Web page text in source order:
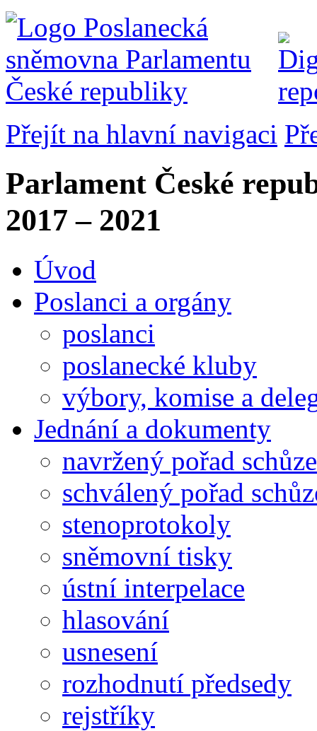
Přejít na hlavní navigaci
Parlament České
2017 – 2021
Úvod
Poslanci a orgány
poslanci
poslanecké kluby
výbory, komise a
Jednání a dokumenty
navržený pořad schůze
schválený pořad
stenoprotokoly
sněmovní tisky
ústní interpelace
hlasování
usnesení
rozhodnutí předsedy
rejstříky